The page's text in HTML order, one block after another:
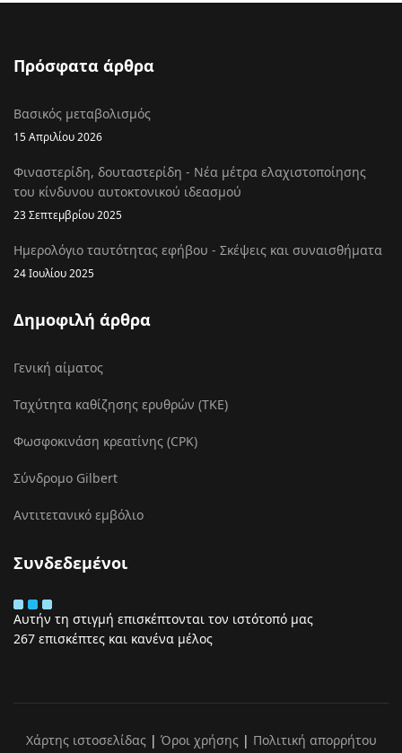
Πρόσφατα άρθρα
Βασικός μεταβολισμός
15 Απριλίου 2026
Φιναστερίδη, δουταστερίδη - Νέα μέτρα ελαχιστοποίησης
του κίνδυνου αυτοκτονικού ιδεασμού
23 Σεπτεμβρίου 2025
Ημερολόγιο ταυτότητας εφήβου - Σκέψεις και συναισθήματα
24 Ιουλίου 2025
Δημοφιλή άρθρα
Γενική αίματος
Ταχύτητα καθίζησης ερυθρών (ΤΚΕ)
Φωσφοκινάση κρεατίνης (CPK)
Σύνδρομο Gilbert
Αντιτετανικό εμβόλιο
Συνδεδεμένοι
Αυτήν τη στιγμή επισκέπτονται τον ιστότοπό μας
267 επισκέπτες και κανένα μέλος
Χάρτης ιστοσελίδας| Όροι χρήσης| Πολιτική απορρήτου